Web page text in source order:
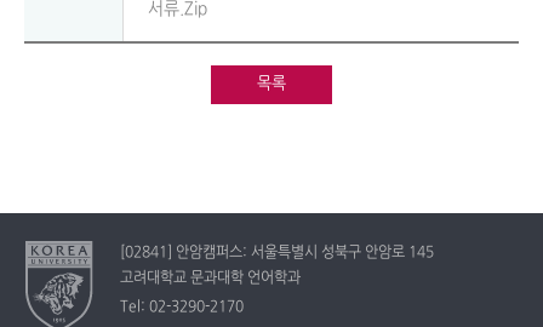
서류.Zip
목록
[02841] 안암캠퍼스: 서울특별시 성북구 안암로 145
고려대학교 문과대학 언어학과
Tel: 02-3290-2170